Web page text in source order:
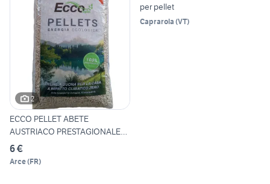
2
ECCO PELLET ABETE
AUSTRIACO PRESTAGIONALE
6.80
6 €
Arce(FR)
per pellet
Caprarola (VT)